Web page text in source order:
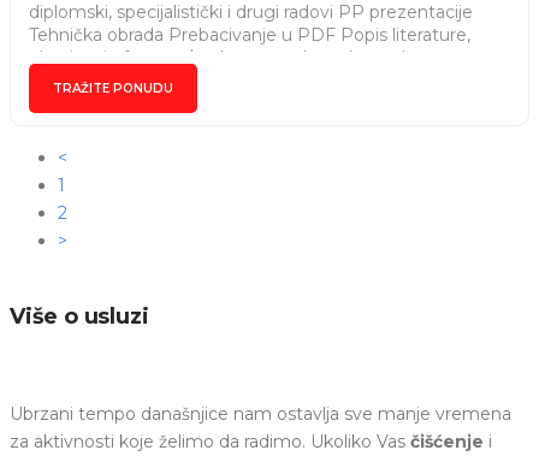
diplomski, specijalistički i drugi radovi PP prezentacije
Tehnička obrada Prebacivanje u PDF Popis literature,
ubacivanje fusnota/endnota, ... ... I ostalo po dogovoru
Dugogodišnje iskustvo i praktičan rad u MS Office paketu
TRAŽITE PONUDU
<
1
2
>
Više o usluzi
Ubrzani tempo današnjice nam ostavlja sve manje vremena
za aktivnosti koje želimo da radimo. Ukoliko Vas čišćenje i